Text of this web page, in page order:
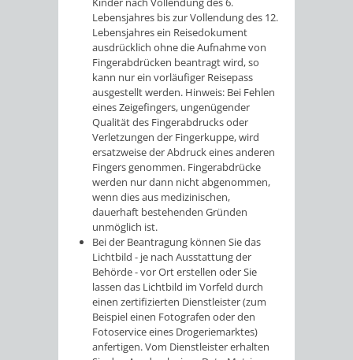
Lebensjahres bis zur Vollendung des 12.
Lebensjahres ein Reisedokument
ausdrücklich ohne die Aufnahme von
Fingerabdrücken beantragt wird,so
kann nur ein vorläufiger Reisepass
ausgestellt werden. Hinweis: Bei Fehlen
eines Zeigefingers, ungenügender
Qualität des Fingerabdrucks oder
Verletzungen der Fingerkuppe, wird
ersatzweise der Abdruck eines anderen
Fingers genommen. Fingerabdrücke
werden nur dann nicht abgenommen,
wenn dies aus medizinischen,
dauerhaft bestehenden Gründen
unmöglich ist.
Bei der Beantragung können Siedas
Lichtbild - je nach Ausstattung der
Behörde - vor Ort erstellen oder Sie
lassen das Lichtbild im Vorfeld durch
einen zertifizierten Dienstleister (zum
Beispiel einen Fotografen oder den
Fotoservice eines Drogeriemarktes)
anfertigen. Vom Dienstleistererhalten